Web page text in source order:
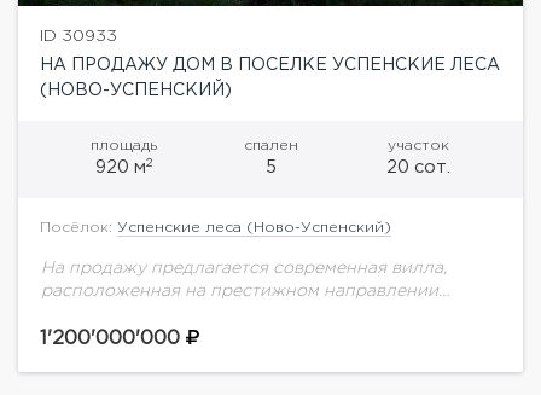
ID 30933
НА ПРОДАЖУ ДОМ В ПОСЕЛКЕ УСПЕНСКИЕ ЛЕСА
(НОВО-УСПЕНСКИЙ)
площадь
920 м2
спален
5
участок
20 сот.
Посёлок: Успенские леса (Ново-Успенский)
На продажу предлагается современная вилла,
расположенная на престижном направлении
Уникальная архитектура и интерьеры от известного
1'200'000'000